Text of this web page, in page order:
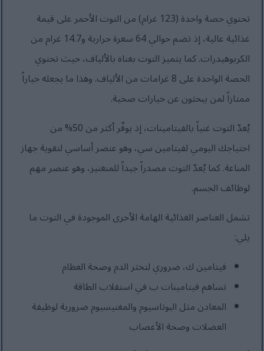
تحتوي حصة واحدة (123 غرام) من التوت الأحمر على قيمة
غذائية عالية، إذ تضم حوالي 64 سعرة حرارية و14.7 غرام من
الكربوهيدرات. كما يتميز التوت بغناه بالألياف، حيث تحتوي
الحصة الواحدة على 8 غرامات من الألياف. وهذا ما يجعله خياراً
ممتازاً لمن يبحثون عن خيارات صحية.
يُعدّ التوت غنياً بالفيتامينات، إذ يوفّر أكثر من 50% من
احتياجك اليومي لفيتامين سي، وهو عنصر أساسي لتقوية جهاز
المناعة. كما يُعدّ التوت مصدراً جيداً للمنغنيز، وهو عنصر مهم
لوظائف الجسم.
تشمل العناصر الغذائية الهامة الأخرى الموجودة في التوت ما
يلي:
فيتامين ك، ضروري لتخثر الدم وصحة العظام
تساهم فيتامينات ب في استقلاب الطاقة
المعادن مثل البوتاسيوم والمغنيسيوم ضرورية لوظيفة
العضلات وصحة الأعصاب